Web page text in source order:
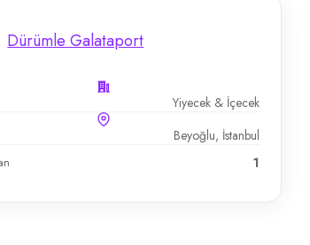
Dürümle Galataport
Yiyecek & İçecek
Beyoğlu, İstanbul
1